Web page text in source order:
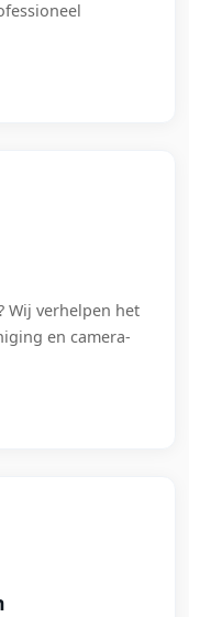
Wij verhelpen het
en camera-